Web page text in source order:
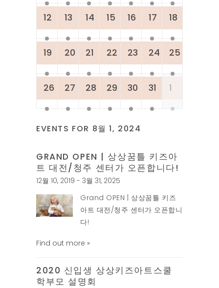
12 13 14 15 16 17 18
19 20 21 22 23 24 25
26 27 28 29 30 31 1
EVENTS FOR 8월 1, 2024
GRAND OPEN | 상상꿈틀 키즈아
트 대전/청주 센터가 오픈합니다!
12월 10, 2019 - 3월 31, 2025
Grand OPEN | 상상꿈틀 키즈
아트 대전/청주 센터가 오픈합니
다!
Find out more »
2020 신입생 상상키즈아트스쿨
학부모 설명회